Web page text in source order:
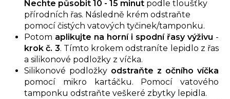
Nechte působit 10 - 15 minut podle tloušťky
přírodních řas. Následně krém odstraňte
pomocí čistých vatových tyčinek/tamponku.
Potom aplikujte na horní i spodní řasy výživu -
krok č. 3. Tímto krokem odstraníte lepidlo z řas
a silikonové podložky z víčka.
Silikonové podložky odstraňte z očního víčka
pomocí mikro kartáčku. Pomocí vatového
tamponku odstraňte veškeré zbytky lepidla.